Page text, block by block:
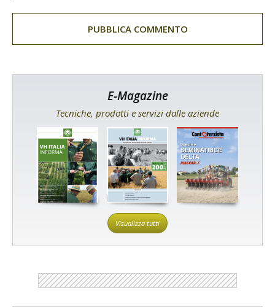
E-Magazine
Tecniche, prodotti e servizi dalle aziende
Visualizza tutti